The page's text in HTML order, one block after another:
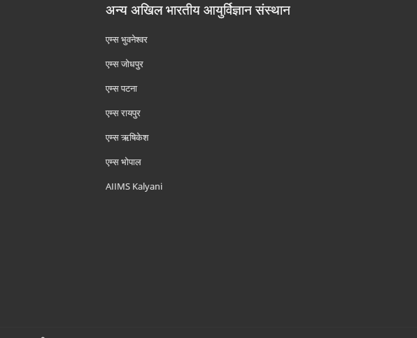
अन्य अखिल भारतीय आयुर्विज्ञान संस्थान
एम्‍स भुवनेश्वर
एम्‍स जोधपुर
एम्‍स पटना
एम्‍स रायपुर
एम्‍स ऋषिकेश
एम्‍स भोपाल
AIIMS Kalyani